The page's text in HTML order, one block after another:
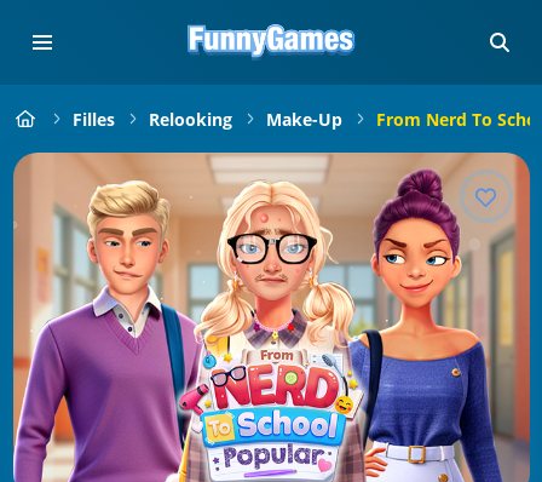
Filles Relooking Make-Up From Nerd To